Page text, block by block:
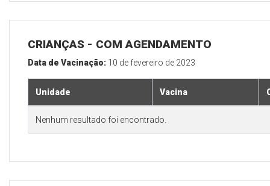
CRIANÇAS - COM AGENDAMENTO
Data de Vacinação: 10 de fevereiro de 2023
Unidade Vacina
Nenhum resultado foi encontrado.